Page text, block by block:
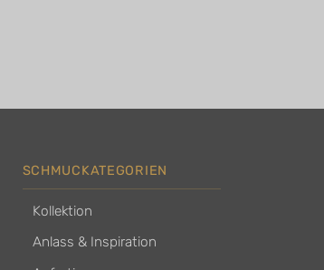
SCHMUCKATEGORIEN
Kollektion
Anlass & Inspiration